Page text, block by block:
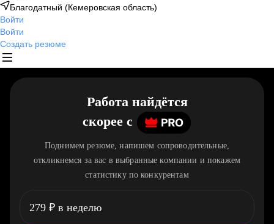
Благодатный (Кемеровская область)
Войти
Войти
Создать резюме
Работа найдётся
скорее c
Поднимем резюме, напишем сопроводительные,
откликнемся за вас в выбранные компании и покажем
статистику по конкурентам
279 ₽ в неделю